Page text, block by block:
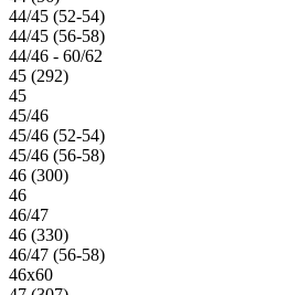
44/45 (52-54)
44/45 (56-58)
44/46 - 60/62
45 (292)
45
45/46
45/46 (52-54)
45/46 (56-58)
46 (300)
46
46/47
46 (330)
46/47 (56-58)
46х60